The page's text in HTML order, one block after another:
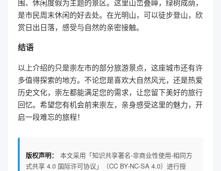
围、休闲度假为主题的景区。这里山峦叠嶂，绿树成荫，
是市民周末休闲的好去处。在光明山，可以徒步登山，欣
赏日出日落，感受与自然的亲密接触。
结语
以上介绍的只是崇左市的部分旅游景点，这座城市还有许
多值得探索的地方。不论您是喜欢大自然风光，还是热爱
历史文化，崇左都能满足您的需求，让您留下美好的旅行
回忆。希望您有机会前来崇左，亲身感受这里的魅力，开
启一段难忘的旅程！
版权声明：
本文采用「知识共享署名-非商业性使用-相同方
式共享 4.0 国际许可协议」（CC BY-NC-SA 4.0）进行授